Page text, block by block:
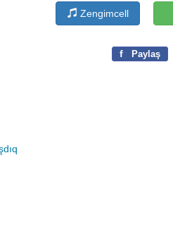
Zengimcell
f Paylaş